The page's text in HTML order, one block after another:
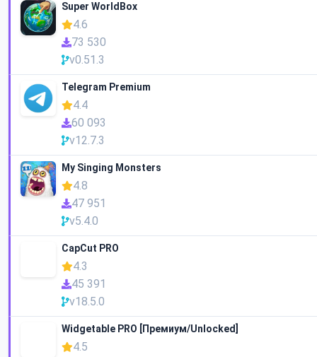
Super WorldBox
4.6
73 530
v0.51.3
Telegram Premium
4.4
60 093
v12.7.3
My Singing Monsters
4.8
47 951
v5.4.0
CapCut PRO
4.3
45 391
v18.5.0
Widgetable PRO [Премиум/Unlocked]
4.5